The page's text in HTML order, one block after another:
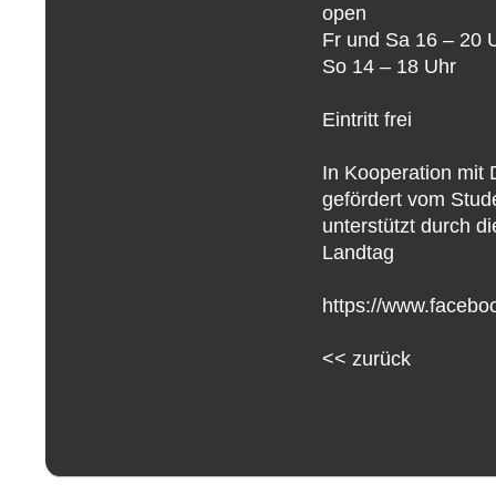
open
Fr und Sa 16 – 20
So 14 – 18 Uhr
Eintritt frei
In Kooperation mit
gefördert vom
unterstützt durch
Landtag
https://
<< zurück